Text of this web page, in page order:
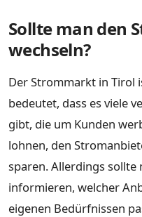
Sollte man den
wechseln?
Der Strommarkt in Tirol
bedeutet, dass es viele
gibt, die um Kunden
lohnen, den
sparen. Allerdings sollte
informieren, welcher
eigenen Bedürfnissen